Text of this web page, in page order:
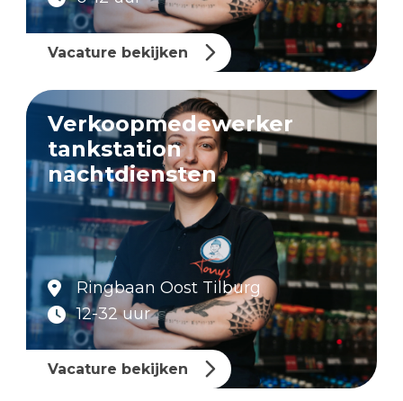
Vacature bekijken
Verkoopmedewerker
tankstation
nachtdiensten
Ringbaan Oost Tilburg
12-32 uur
Vacature bekijken